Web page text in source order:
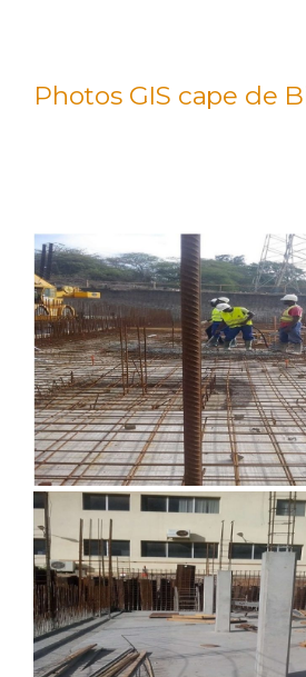
Photos GIS cape de